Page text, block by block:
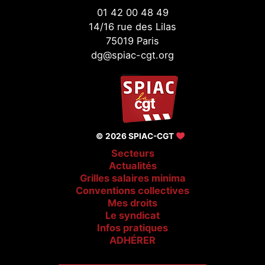
01 42 00 48 49
14/16 rue des Lilas
75019 Paris
dg@spiac-cgt.org
© 2026 SPIAC-CGT
Secteurs
Actualités
Grilles salaires minima
Conventions collectives
Mes droits
Le syndicat
Infos pratiques
ADHÉRER